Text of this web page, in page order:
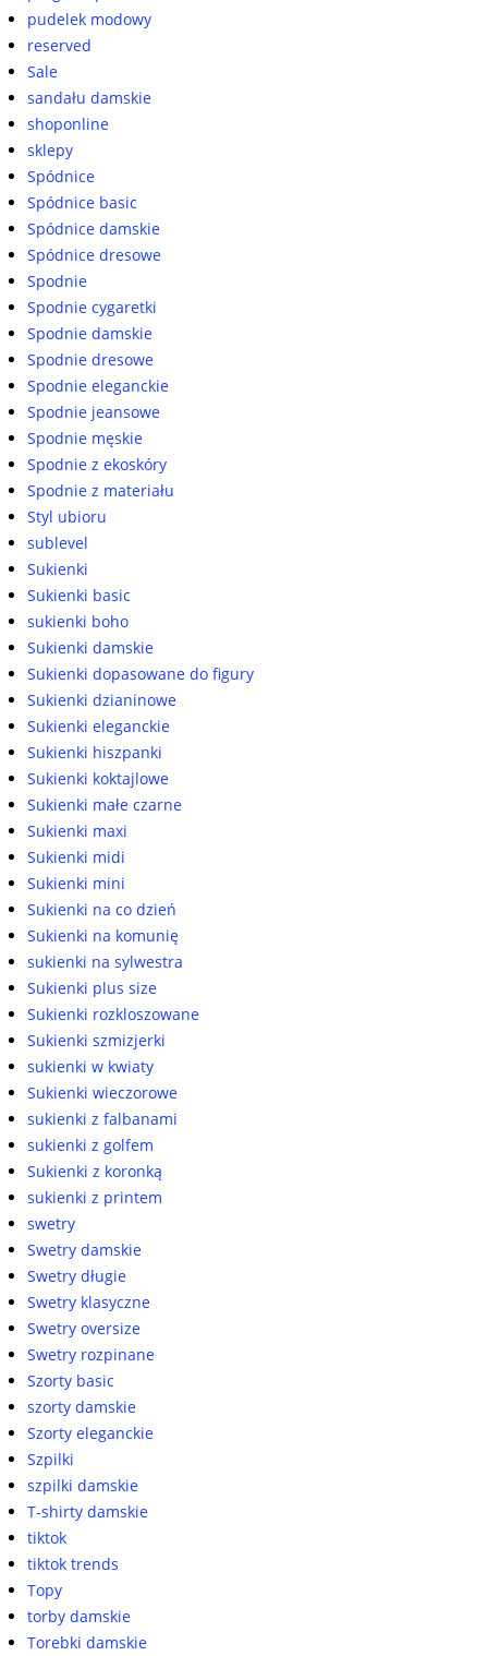
pudelek modowy
reserved
Sale
sandału damskie
shoponline
sklepy
Spódnice
Spódnice basic
Spódnice damskie
Spódnice dresowe
Spodnie
Spodnie cygaretki
Spodnie damskie
Spodnie dresowe
Spodnie eleganckie
Spodnie jeansowe
Spodnie męskie
Spodnie z ekoskóry
Spodnie z materiału
Styl ubioru
sublevel
Sukienki
Sukienki basic
sukienki boho
Sukienki damskie
Sukienki dopasowane do figury
Sukienki dzianinowe
Sukienki eleganckie
Sukienki hiszpanki
Sukienki koktajlowe
Sukienki małe czarne
Sukienki maxi
Sukienki midi
Sukienki mini
Sukienki na co dzień
Sukienki na komunię
sukienki na sylwestra
Sukienki plus size
Sukienki rozkloszowane
Sukienki szmizjerki
sukienki w kwiaty
Sukienki wieczorowe
sukienki z falbanami
sukienki z golfem
Sukienki z koronką
sukienki z printem
swetry
Swetry damskie
Swetry długie
Swetry klasyczne
Swetry oversize
Swetry rozpinane
Szorty basic
szorty damskie
Szorty eleganckie
Szpilki
szpilki damskie
T-shirty damskie
tiktok
tiktok trends
Topy
torby damskie
Torebki damskie